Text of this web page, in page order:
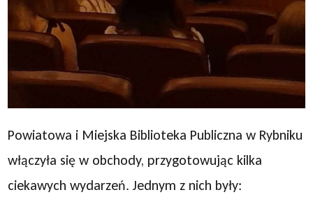
Powiatowa i Miejska Biblioteka Publiczna w Rybniku
włączyła się w obchody, przygotowując kilka
ciekawych wydarzeń. Jednym z nich były: